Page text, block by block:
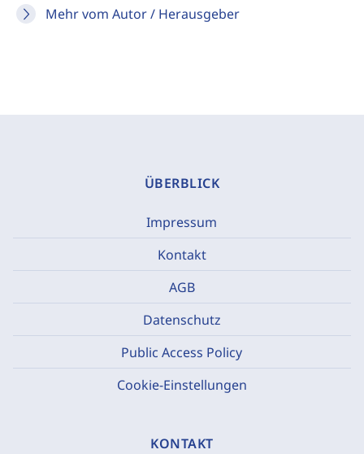
Mehr vom Autor / Herausgeber
ÜBERBLICK
Impressum
Kontakt
AGB
Datenschutz
Public Access Policy
Cookie-Einstellungen
KONTAKT